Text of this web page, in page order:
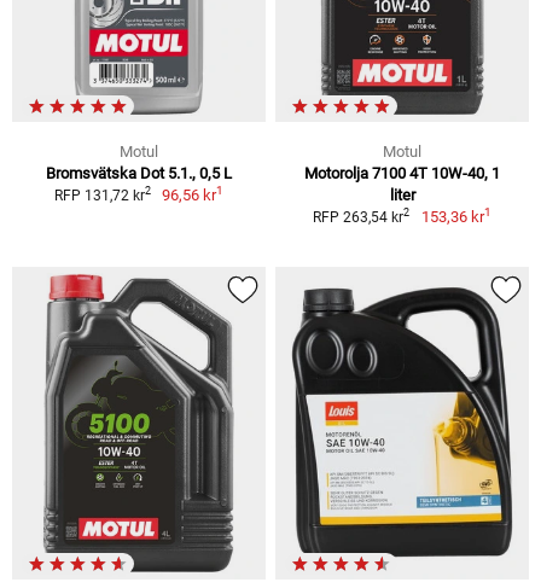
Motul
Bromsvätska Dot 5.1., 0,5 L
RFP 131,72 kr2 96,56 kr1
Motul
Motorolja 7100 4T 10W-40, 1
liter
RFP 263,54 kr2 153,36 kr1